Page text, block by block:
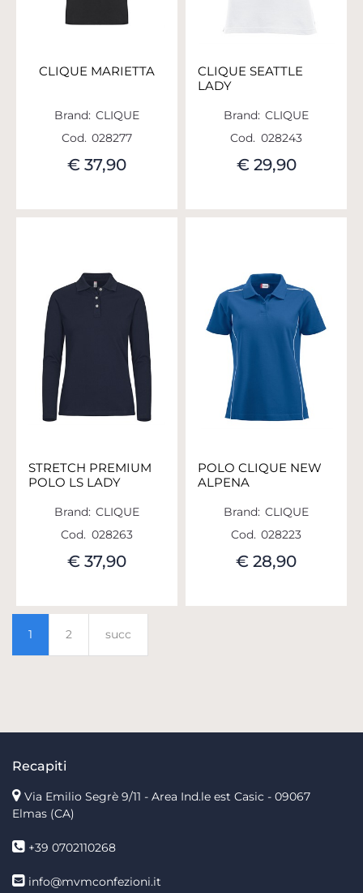
CLIQUE MARIETTA
Brand: CLIQUE
Cod. 028277
€ 37,90
CLIQUE SEATTLE
LADY
Brand: CLIQUE
Cod. 028243
€ 29,90
STRETCH PREMIUM
POLO LS LADY
Brand: CLIQUE
Cod. 028263
€ 37,90
POLO CLIQUE NEW
ALPENA
Brand: CLIQUE
Cod. 028223
€ 28,90
1 2 succ
Recapiti
Via Emilio Segrè 9/11 - Area Ind.le est Casic - 09067
Elmas (CA)
+39 0702110268
info@mvmconfezioni.it